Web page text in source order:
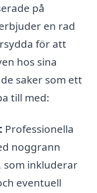
på
en rad
för att
hos sina
saker som ett
till med:
Professionella
noggrann
som inkluderar
eventuell